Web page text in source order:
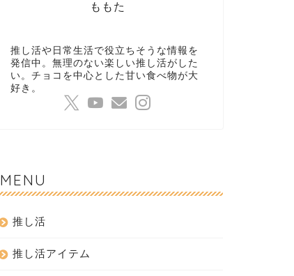
ももた
推し活や日常生活で役立ちそうな情報を
発信中。無理のない楽しい推し活がした
い。チョコを中心とした甘い食べ物が大
好き。
MENU
推し活
推し活アイテム